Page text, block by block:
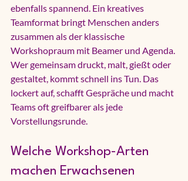
ebenfalls spannend. Ein kreatives
Teamformat bringt Menschen anders
zusammen als der klassische
Workshopraum mit Beamer und Agenda.
Wer gemeinsam druckt, malt, gießt oder
gestaltet, kommt schnell ins Tun. Das
lockert auf, schafft Gespräche und macht
Teams oft greifbarer als jede
Vorstellungsrunde.
Welche Workshop-Arten
machen Erwachsenen